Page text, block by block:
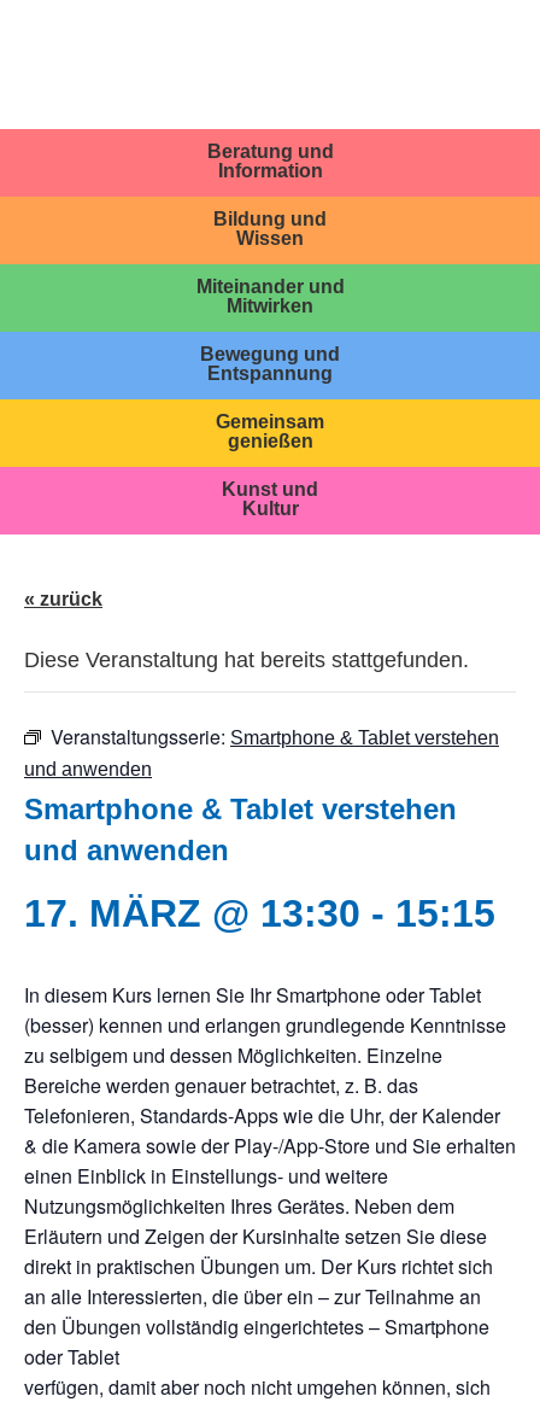
Beratung und
Information
Bildung und
Wissen
Miteinander und
Mitwirken
Bewegung und
Entspannung
Gemeinsam
genießen
Kunst und
Kultur
« zurück
Diese Veranstaltung hat bereits stattgefunden.
Veranstaltungsserie: Smartphone & Tablet verstehen
und anwenden
Smartphone & Tablet verstehen
und anwenden
17. MÄRZ @ 13:30 - 15:15
In diesem Kurs lernen Sie Ihr Smartphone oder Tablet
(besser) kennen und erlangen grundlegende Kenntnisse
zu selbigem und dessen Möglichkeiten. Einzelne
Bereiche werden genauer betrachtet, z. B. das
Telefonieren, Standards-Apps wie die Uhr, der Kalender
& die Kamera sowie der Play-/App-Store und Sie erhalten
einen Einblick in Einstellungs- und weitere
Nutzungsmöglichkeiten Ihres Gerätes. Neben dem
Erläutern und Zeigen der Kursinhalte setzen Sie diese
direkt in praktischen Übungen um. Der Kurs richtet sich
an alle Interessierten, die über ein – zur Teilnahme an
den Übungen vollständig eingerichtetes – Smartphone
oder Tablet
verfügen, damit aber noch nicht umgehen können, sich